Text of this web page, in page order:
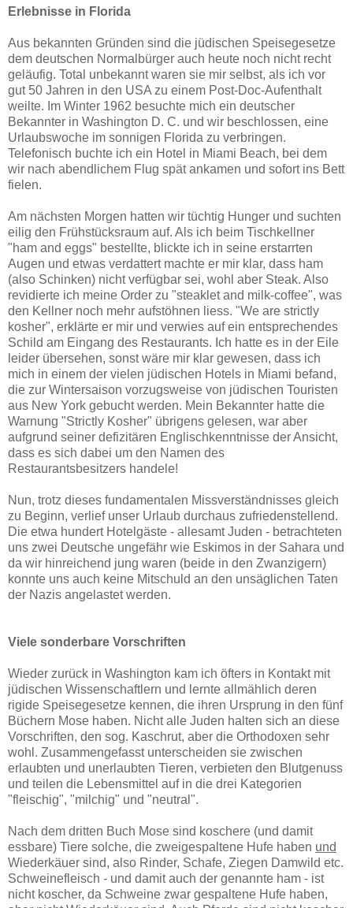
Erlebnisse in Florida
Aus bekannten Gründen sind die jüdischen Speisegesetze
dem deutschen Normalbürger auch heute noch nicht recht
geläufig. Total unbekannt waren sie mir selbst, als ich vor
gut 50 Jahren in den USA zu einem Post-Doc-Aufenthalt
weilte. Im Winter 1962 besuchte mich ein deutscher
Bekannter in Washington D. C. und wir beschlossen, eine
Urlaubswoche im sonnigen Florida zu verbringen.
Telefonisch buchte ich ein Hotel in Miami Beach, bei dem
wir nach abendlichem Flug spät ankamen und sofort ins Bett
fielen.
Am nächsten Morgen hatten wir tüchtig Hunger und suchten
eilig den Frühstücksraum auf. Als ich beim Tischkellner
"ham and eggs" bestellte, blickte ich in seine erstarrten
Augen und etwas verdattert machte er mir klar, dass ham
(also Schinken) nicht verfügbar sei, wohl aber Steak. Also
revidierte ich meine Order zu "steaklet and milk-coffee", was
den Kellner noch mehr aufstöhnen liess. "We are strictly
kosher", erklärte er mir und verwies auf ein entsprechendes
Schild am Eingang des Restaurants. Ich hatte es in der Eile
leider übersehen, sonst wäre mir klar gewesen, dass ich
mich in einem der vielen jüdischen Hotels in Miami befand,
die zur Wintersaison vorzugsweise von jüdischen Touristen
aus New York gebucht werden. Mein Bekannter hatte die
Warnung "Strictly Kosher" übrigens gelesen, war aber
aufgrund seiner defizitären Englischkenntnisse der Ansicht,
dass es sich dabei um den Namen des
Restaurantsbesitzers handele!
Nun, trotz dieses fundamentalen Missverständnisses gleich
zu Beginn, verlief unser Urlaub durchaus zufriedenstellend.
Die etwa hundert Hotelgäste - allesamt Juden - betrachteten
uns zwei Deutsche ungefähr wie Eskimos in der Sahara und
da wir hinreichend jung waren (beide in den Zwanzigern)
konnte uns auch keine Mitschuld an den unsäglichen Taten
der Nazis angelastet werden.
Viele sonderbare Vorschriften
Wieder zurück in Washington kam ich öfters in Kontakt mit
jüdischen Wissenschaftlern und lernte allmählich deren
rigide Speisegesetze kennen, die ihren Ursprung in den fünf
Büchern Mose haben. Nicht alle Juden halten sich an diese
Vorschriften, den sog. Kaschrut, aber die Orthodoxen sehr
wohl. Zusammengefasst unterscheiden sie zwischen
erlaubten und unerlaubten Tieren, verbieten den Blutgenuss
und teilen die Lebensmittel auf in die drei Kategorien
"fleischig", "milchig" und "neutral".
Nach dem dritten Buch Mose sind koschere (und damit
essbare) Tiere solche, die zweigespaltene Hufe haben und
Wiederkäuer sind, also Rinder, Schafe, Ziegen Damwild etc.
Schweinefleisch - und damit auch der genannte ham - ist
nicht koscher, da Schweine zwar gespaltene Hufe haben,